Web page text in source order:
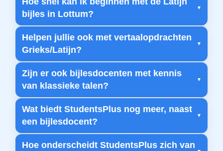
bijles in Lottum?
Helpen jullie ook met vertaalopdrachten
Grieks/Latijn?
Zijn er ook bijlesdocenten met kennis
van klassieke talen?
Wat biedt StudentsPlus nog meer, naast
een bijlesdocent?
Hoe onderscheidt StudentsPlus zich van